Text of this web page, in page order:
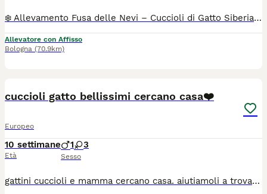
❄️ Allevamento Fusa delle Nevi – Cuccioli di Gatto Siberiano con Pedigree ENFI ❄️ Con passione e dedizione alleviamo pochi cuccioli all’anno, seguendoli ogni giorno in un ambiente familiare, dove crescono circondati da amore, attenzioni e una corretta socializzazione. 🐾 E” rimasto disponibile il piccolo e dolce NORTHON , splendidi cucciolo di Gatto Siberiano, pronto a raggiungere le loro nuove famiglie tra fine agosto e i primi di settembre. I nostri cuccioli vengono affidati con: ✔️ Pedigree ENFI ✔️ Libretto sanitario ✔️ Vaccinazioni e sverminazioni effettuate ✔️ Contratto di cessione ✔️ Garanzie sanitarie - [x] I genitori sono entrambi con pedigree ENFI, testati FIV e FeLV negativi ed esenti da patologie cardiache ereditarierilasceremo regolare documentazione . Sarà possibile venire a conoscere senza alcun impegno i cuccioli, i loro genitori e il nostro allevamento. 📍 Bologna Se non sei della zona contattaci per fare videochiamata TUTTI I NOSTRI CUCCIOLI NON SONO NE IN REGALO NE IN ADOZIONE .Il contributo richiesto è il risultato di un percorso fatto di selezione, cure, controlli sanitari, alimentazione di qualità e tanta dedizione. Cerchiamo famiglie che condividano i nostri stessi valori e che mettano al primo posto il benessere.
Allevatore con Affisso
Bologna (70.9km)
cuccioli gatto bellissimi cercano casa❤️
Europeo
10 settimane
Età
1 3
Sesso
gattini cuccioli e mamma cercano casa. aiutiamoli a trovare una famiglia; tutte femmine unico maschio quello tutto nero. SCRIVETEMI SU WHATSAPP/CHIAMATE. NO SITO ANNUNCI ANIMALI NON LEGGO